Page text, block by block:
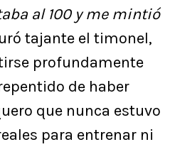
al 100 y me mintió
tajante el timonel,
profundamente
de haber
que nunca estuvo
para entrenar ni